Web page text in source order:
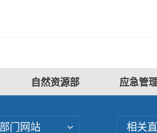
自然资源部 应急管
门网站 相关